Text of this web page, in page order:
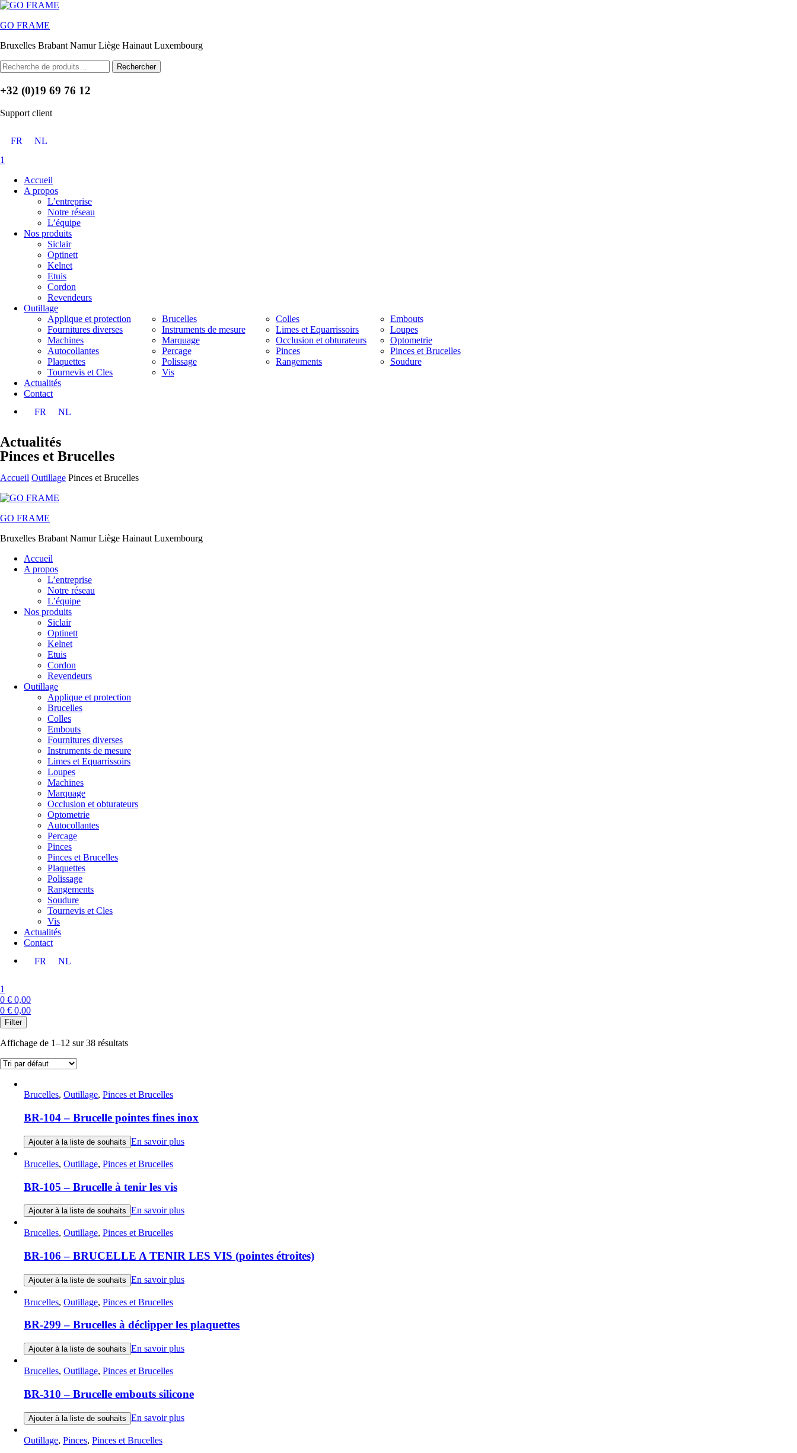
Menu
GO FRAME
Bruxelles Brabant Namur Liège Hainaut Luxembourg
Rechercher :
Rechercher
+32 (0)19 69 76 12
Support client
FR
NL
1
Accueil
A propos
L’entreprise
Notre réseau
L’équipe
Nos produits
Siclair
Optinett
Kelnet
Etuis
Cordon
Revendeurs
Outillage
Applique et protection
Brucelles Colles
Embouts
Fournitures diverses
Instruments de mesure Limes et Equarrissoirs
Loupes
Machines
Marquage Occlusion et obturateurs
Optometrie
Autocollantes
Percage Pinces
Pinces et Brucelles
Plaquettes
Polissage Rangements
Soudure
Tournevis et Cles
Vis
Actualités
Contact
FR
NL
Actualités
Pinces et Brucelles
Accueil Outillage Pinces et Brucelles
GO FRAME
Bruxelles Brabant Namur Liège Hainaut Luxembourg
Accueil
A propos
L’entreprise
Notre réseau
L’équipe
Nos produits
Siclair
Optinett
Kelnet
Etuis
Cordon
Revendeurs
Outillage
Applique et protection
Brucelles
Colles
Embouts
Fournitures diverses
Instruments de mesure
Limes et Equarrissoirs
Loupes
Machines
Marquage
Occlusion et obturateurs
Optometrie
Autocollantes
Percage
Pinces
Pinces et Brucelles
Plaquettes
Polissage
Rangements
Soudure
Tournevis et Cles
Vis
Actualités
Contact
FR
NL
1
0 € 0,00
0 € 0,00
Menu
Filter
Affichage de 1–12 sur 38 résultats
Brucelles, Outillage, Pinces et Brucelles
BR-104 – Brucelle pointes fines inox
Ajouter à la liste de souhaits En savoir plus
Brucelles, Outillage, Pinces et Brucelles
BR-105 – Brucelle à tenir les vis
Ajouter à la liste de souhaits En savoir plus
Brucelles, Outillage, Pinces et Brucelles
BR-106 – BRUCELLE A TENIR LES VIS (pointes étroites)
Ajouter à la liste de souhaits En savoir plus
Brucelles, Outillage, Pinces et Brucelles
BR-299 – Brucelles à déclipper les plaquettes
Ajouter à la liste de souhaits En savoir plus
Brucelles, Outillage, Pinces et Brucelles
BR-310 – Brucelle embouts silicone
Ajouter à la liste de souhaits En savoir plus
Outillage, Pinces, Pinces et Brucelles